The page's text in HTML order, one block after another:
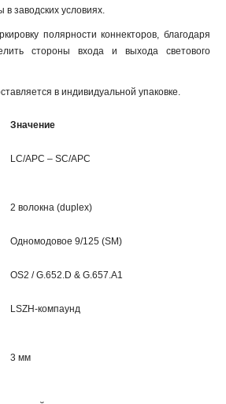
заводских условиях.
полярности коннекторов, благодаря
стороны входа и выхода светового
в индивидуальной упаковке.
Значение
LC/APC – SC/APC
2 волокна (duplex)
Одномодовое 9/125 (SM)
OS2 / G.652.D & G.657.A1
LSZH-компаунд
3 мм